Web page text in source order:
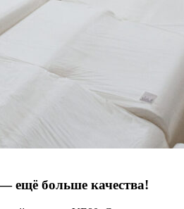
ещё больше качества!